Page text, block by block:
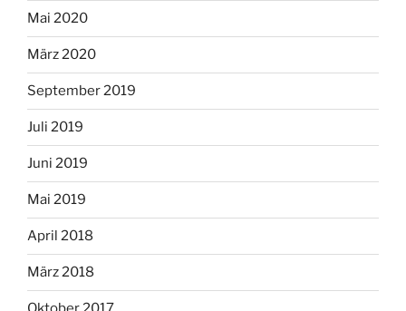
Mai 2020
März 2020
September 2019
Juli 2019
Juni 2019
Mai 2019
April 2018
März 2018